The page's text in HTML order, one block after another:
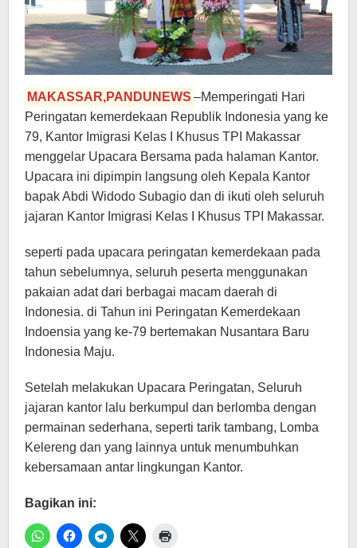
MAKASSAR,PANDUNEWS –Memperingati Hari
Peringatan kemerdekaan Republik Indonesia yang ke
79, Kantor Imigrasi Kelas I Khusus TPI Makassar
menggelar Upacara Bersama pada halaman Kantor.
Upacara ini dipimpin langsung oleh Kepala Kantor
bapak Abdi Widodo Subagio dan di ikuti oleh seluruh
jajaran Kantor Imigrasi Kelas I Khusus TPI Makassar.
seperti pada upacara peringatan kemerdekaan pada
tahun sebelumnya, seluruh peserta menggunakan
pakaian adat dari berbagai macam daerah di
Indonesia. di Tahun ini Peringatan Kemerdekaan
Indoensia yang ke-79 bertemakan Nusantara Baru
Indonesia Maju.
Setelah melakukan Upacara Peringatan, Seluruh
jajaran kantor lalu berkumpul dan berlomba dengan
permainan sederhana, seperti tarik tambang, Lomba
Kelereng dan yang lainnya untuk menumbuhkan
kebersamaan antar lingkungan Kantor.
Bagikan ini: